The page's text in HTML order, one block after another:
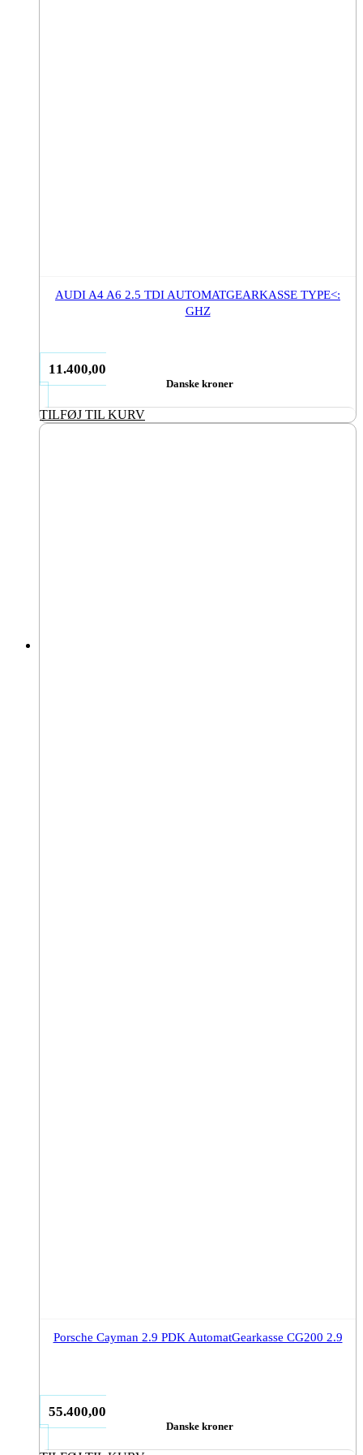
AUDI A4 A6 2.5 TDI AUTOMATGEARKASSE TYPE<:
GHZ
11.400,00
Danske kroner
TILFØJ TIL KURV
Porsche Cayman 2.9 PDK AutomatGearkasse CG200 2.9
55.400,00
Danske kroner